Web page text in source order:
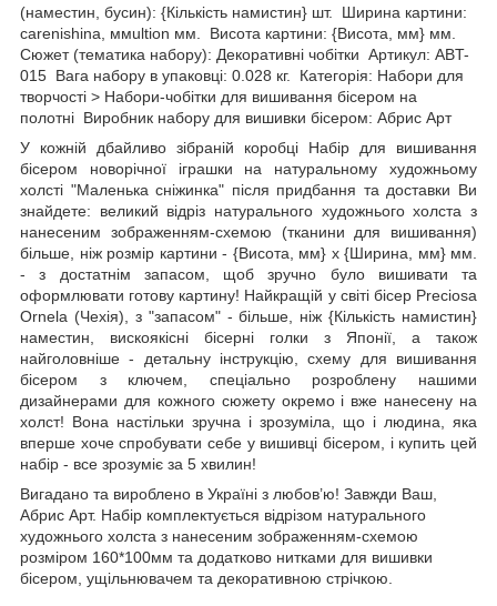
(наместин, бусин): {Кількість намистин} шт. Ширина картини:
carenishina, ммultion мм. Висота картини: {Висота, мм} мм.
Сюжет (тематика набору): Декоративні чобітки Артикул: ABT-
015 Вага набору в упаковці: 0.028 кг. Категорія: Набори для
творчості > Набори-чобітки для вишивання бісером на
полотні Виробник набору для вишивки бісером: Абрис Арт
У кожній дбайливо зібраній коробці Набір для вишивання
бісером новорічної іграшки на натуральному художньому
холсті "Маленька сніжинка" після придбання та доставки Ви
знайдете: великий відріз натурального художнього холста з
нанесеним зображенням-схемою (тканини для вишивання)
більше, ніж розмір картини - {Висота, мм} х {Ширина, мм} мм.
- з достатнім запасом, щоб зручно було вишивати та
оформлювати готову картину! Найкращій у світі бісер Preciosa
Ornela (Чехія), з "запасом" - більше, ніж {Кількість намистин}
наместин, вискоякісні бісерні голки з Японії, а також
найголовніше - детальну інструкцію, схему для вишивання
бісером з ключем, спеціально розроблену нашими
дизайнерами для кожного сюжету окремо і вже нанесену на
холст! Вона настільки зручна і зрозуміла, що і людина, яка
вперше хоче спробувати себе у вишивці бісером, і купить цей
набір - все зрозуміє за 5 хвилин!
Вигадано та вироблено в Україні з любов’ю! Завжди Ваш,
Абрис Арт. Набір комплектується відрізом натурального
художнього холста з нанесеним зображенням-схемою
розміром 160*100мм та додатково нитками для вишивки
бісером, ущільнювачем та декоративною стрічкою.